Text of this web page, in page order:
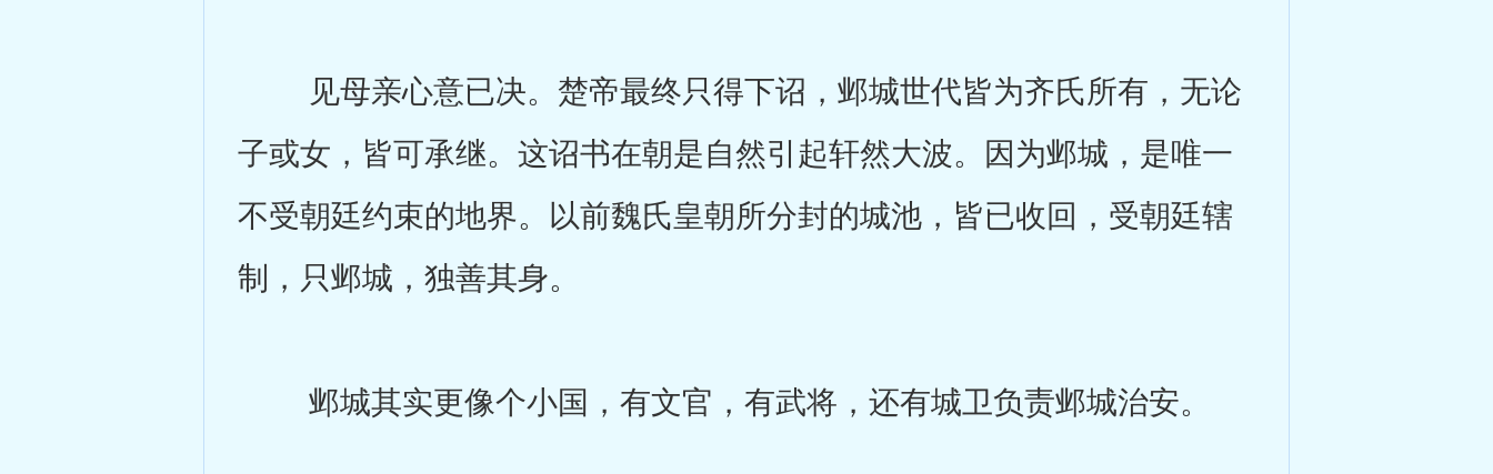
见母亲心意已决。楚帝最终只得下诏，邺城世代皆为齐氏所有，无论
子或女，皆可承继。这诏书在朝是自然引起轩然大波。因为邺城，是唯一
不受朝廷约束的地界。以前魏氏皇朝所分封的城池，皆已收回，受朝廷辖
制，只邺城，独善其身。
邺城其实更像个小国，有文官，有武将，还有城卫负责邺城治安。